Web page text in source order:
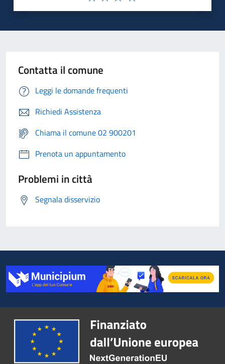
Contatta il comune
Leggi le domande frequenti
Richiedi Assistenza
Chiama il comune 02 900201
Prenota un appuntamento
Problemi in città
Segnala disservizio